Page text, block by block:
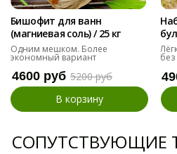
Бишофит для ванн
(магниевая соль) / 25 кг
Одним мешком. Более
экономный вариант
4600 руб 5200 руб
В корзину
без
СОПУТСТВУЮЩИЕ